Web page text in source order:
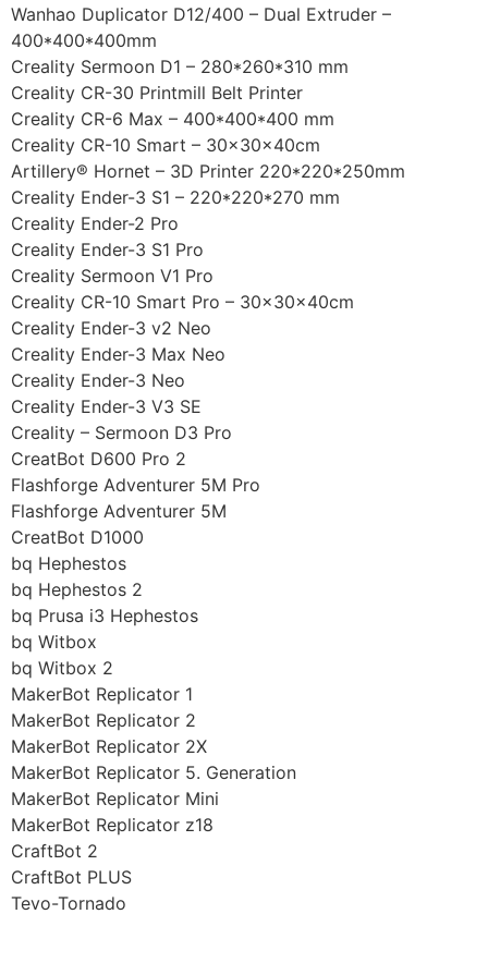
Wanhao Duplicator D12/400 – Dual Extruder –
400*400*400mm
Creality Sermoon D1 – 280*260*310 mm
Creality CR-30 Printmill Belt Printer
Creality CR-6 Max – 400*400*400 mm
Creality CR-10 Smart – 30x30x40cm
Artillery® Hornet – 3D Printer 220*220*250mm
Creality Ender-3 S1 – 220*220*270 mm
Creality Ender-2 Pro
Creality Ender-3 S1 Pro
Creality Sermoon V1 Pro
Creality CR-10 Smart Pro – 30x30x40cm
Creality Ender-3 v2 Neo
Creality Ender-3 Max Neo
Creality Ender-3 Neo
Creality Ender-3 V3 SE
Creality – Sermoon D3 Pro
CreatBot D600 Pro 2
Flashforge Adventurer 5M Pro
Flashforge Adventurer 5M
CreatBot D1000
bq Hephestos
bq Hephestos 2
bq Prusa i3 Hephestos
bq Witbox
bq Witbox 2
MakerBot Replicator 1
MakerBot Replicator 2
MakerBot Replicator 2X
MakerBot Replicator 5. Generation
MakerBot Replicator Mini
MakerBot Replicator z18
CraftBot 2
CraftBot PLUS
Tevo-Tornado